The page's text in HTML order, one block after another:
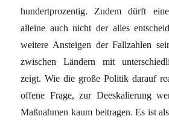
hun­dertprozentig. Zudem dürft
alleine auch nicht der alles
weitere Ansteigen der Fallzahlen
zwi­schen Ländern mit
zeigt. Wie die große Politik darauf
offene Frage, zur Deeskalierung
Maß­nahmen kaum beitragen. Es ist